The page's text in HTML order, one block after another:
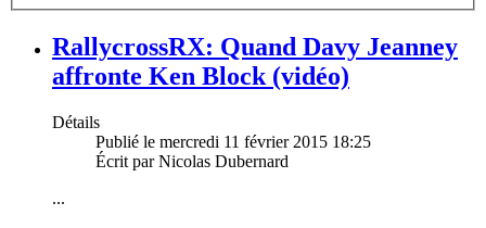
RallycrossRX: Quand Davy Jeanney
affronte Ken Block (vidéo)
Détails
Publié le mercredi 11 février 2015 18:25
Écrit par Nicolas Dubernard
...